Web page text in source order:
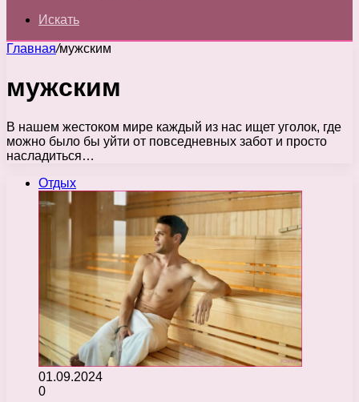
Искать
Главная/мужским
мужским
В нашем жестоком мире каждый из нас ищет уголок, где
можно было бы уйти от повседневных забот и просто
насладиться…
Отдых
01.09.2024
0